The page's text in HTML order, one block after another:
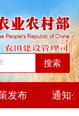
搜索
发布 通知